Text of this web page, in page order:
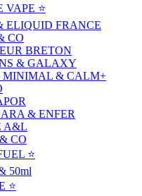
VAPE ⭐️
ELIQUID FRANCE
CO
BRETON
& GALAXY
MINIMAL & CALM+
& ENFER
A&L
CO
⭐️
50ml
⭐️